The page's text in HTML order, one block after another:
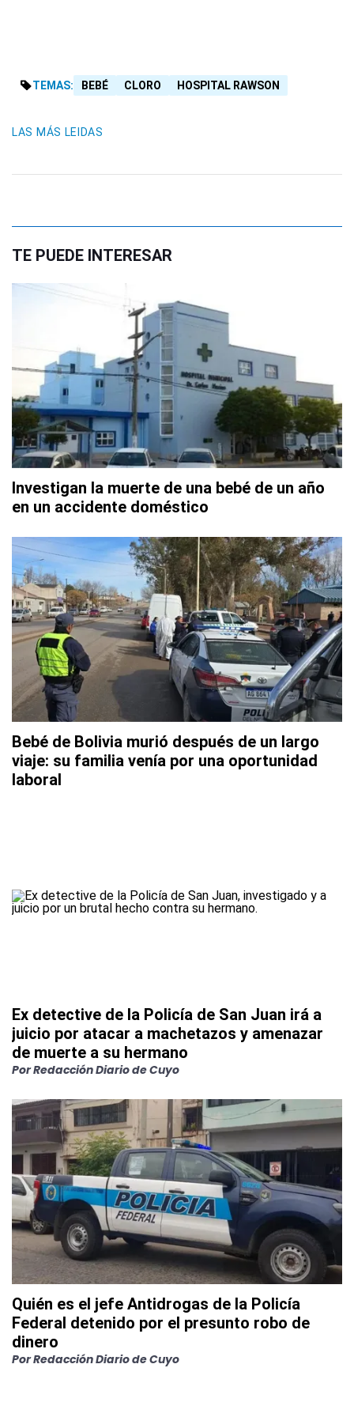
TEMAS: BEBÉ CLORO HOSPITAL RAWSON
LAS MÁS LEIDAS
TE PUEDE INTERESAR
Investigan la muerte de una bebé de un año
en un accidente doméstico
Bebé de Bolivia murió después de un largo
viaje: su familia venía por una oportunidad
laboral
Ex detective de la Policía de San Juan irá a
juicio por atacar a machetazos y amenazar
de muerte a su hermano
PorRedacción Diario de Cuyo
Quién es el jefe Antidrogas de la Policía
Federal detenido por el presunto robo de
dinero
PorRedacción Diario de Cuyo